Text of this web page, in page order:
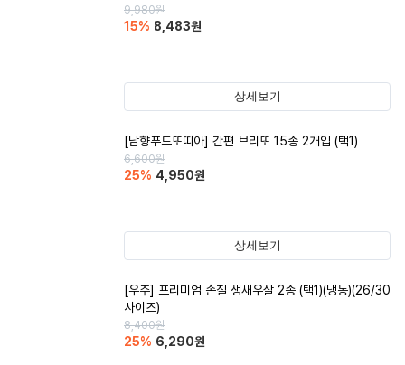
9,980원
15% 8,483원
상세보기
[남향푸드또띠아] 간편 브리또 15종 2개입 (택1)
6,600원
25% 4,950원
상세보기
[우주] 프리미엄 손질 생새우살 2종 (택1)(냉동)(26/30
사이즈)
8,400원
25% 6,290원